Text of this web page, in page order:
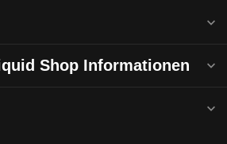
Shop Informationen